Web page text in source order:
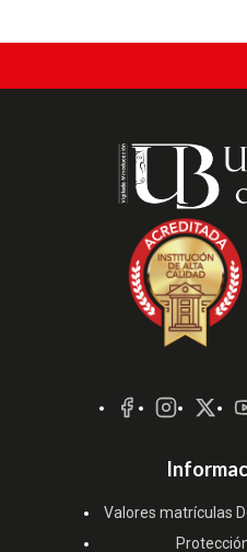
Sociales
Valores matrículas